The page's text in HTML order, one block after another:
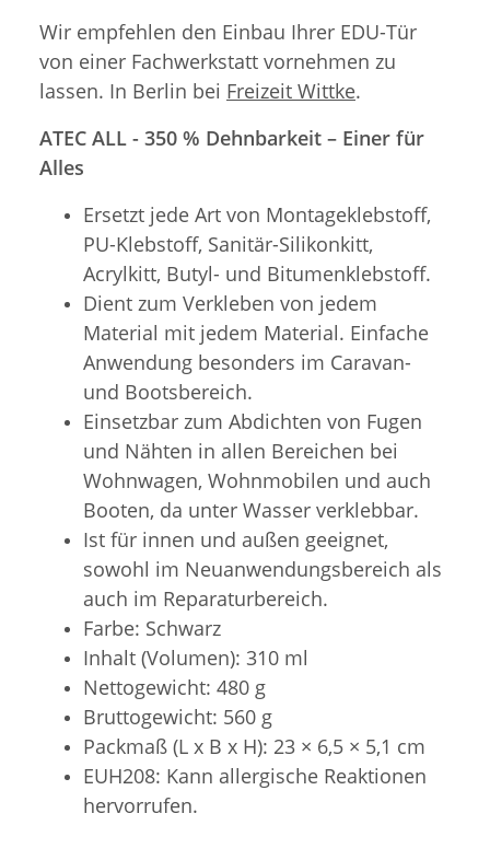
Wir empfehlen den Einbau Ihrer EDU-Tür
von einer Fachwerkstatt vornehmen zu
lassen. In Berlin bei Freizeit Wittke.
ATEC ALL - 350 % Dehnbarkeit – Einer für
Alles
Ersetzt jede Art von Montageklebstoff,
PU-Klebstoff, Sanitär-Silikonkitt,
Acrylkitt, Butyl- und Bitumenklebstoff.
Dient zum Verkleben von jedem
Material mit jedem Material. Einfache
Anwendung besonders im Caravan-
und Bootsbereich.
Einsetzbar zum Abdichten von Fugen
und Nähten in allen Bereichen bei
Wohnwagen, Wohnmobilen und auch
Booten, da unter Wasser verklebbar.
Ist für innen und außen geeignet,
sowohl im Neuanwendungsbereich als
auch im Reparaturbereich.
Farbe: Schwarz
Inhalt (Volumen): 310 ml
Nettogewicht: 480 g
Bruttogewicht: 560 g
Packmaß (L x B x H): 23 × 6,5 × 5,1 cm
EUH208: Kann allergische Reaktionen
hervorrufen.